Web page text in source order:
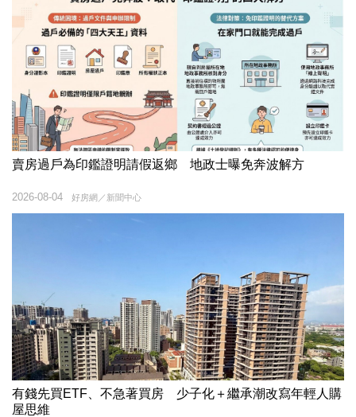
賣房過戶為印鑑證明請假返鄉 地政士曝免奔波解方
好房網／新聞中心
2026-08-04
有錢先買ETF、不急著買房 少子化＋繼承潮改寫年輕人購
屋思維